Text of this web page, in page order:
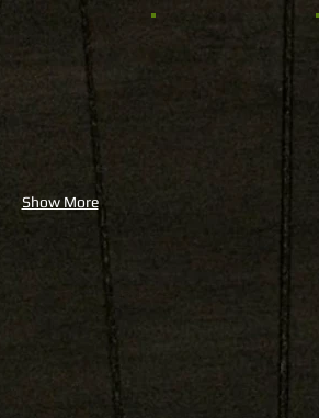
Show More